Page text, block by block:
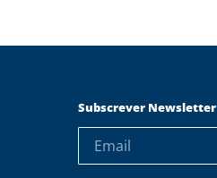
Subscrever Newsletter